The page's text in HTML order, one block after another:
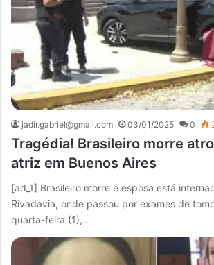
jadir.gabriel@gmail.com 03/01/2025 0
Tragédia! Brasileiro morre
atriz em Buenos Aires
[ad_1] Brasileiro morre e esposa está
Rivadavia, onde passou por exames de
quarta-feira (1),…